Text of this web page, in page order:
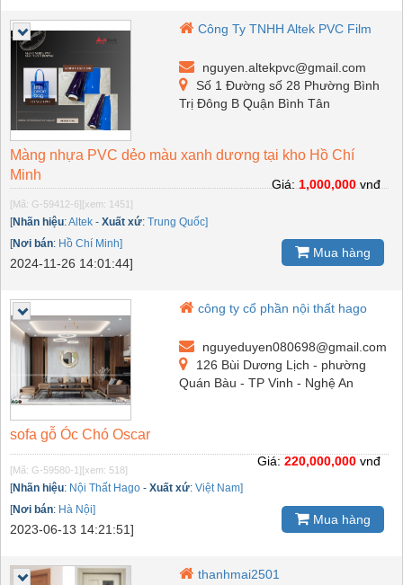
Công Ty TNHH Altek PVC Film
nguyen.altekpvc@gmail.com
Số 1 Đường số 28 Phường Bình
Trị Đông B Quận Bình Tân
Màng nhựa PVC dẻo màu xanh dương tại kho Hồ Chí
Minh
[Mã: G-59412-6] [xem: 1451]
[Nhãn hiệu:Altek - Xuất xứ: Trung Quốc]
[Nơi bán: Hồ Chí Minh]
2024-11-26 14:01:44]
Giá:1,000,000vnđ
Mua hàng
công ty cổ phần nội thất hago
nguyeduyen080698@gmail.com
126 Bùi Dương Lịch - phường
Quán Bàu - TP Vinh - Nghệ An
sofa gỗ Óc Chó Oscar
[Mã: G-59580-1] [xem: 518]
[Nhãn hiệu: Nội Thất Hago - Xuất xứ: Việt Nam]
[Nơi bán: Hà Nội]
2023-06-13 14:21:51]
Giá: 220,000,000 vnđ
Mua hàng
thanhmai2501